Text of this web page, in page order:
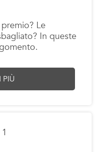
Le
In queste
PIÙ